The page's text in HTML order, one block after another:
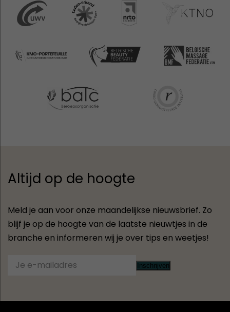
Altijd op de hoogte
Meld je aan voor onze maandelijkse nieuwsbrief. Zo
blijf je op de hoogte van de laatste nieuwtjes in de
branche en informeren wij je over tips en weetjes!
Inschrijven